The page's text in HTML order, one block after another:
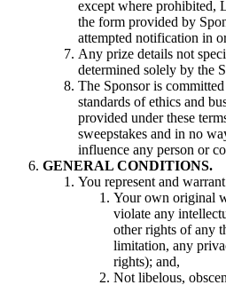
except where prohibited,
the form provided by
attempted notification in
Any prize details not
determined solely by the
The Sponsor is
standards of ethics and
provided under these
sweepstakes and in no
influence any person or
GENERAL CONDITIONS.
You represent and
Your own original
violate any
other rights of any
limitation, any
rights); and,
Not libelous,